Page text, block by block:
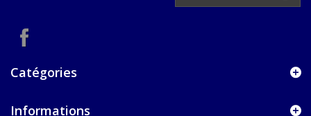
Catégories
Informations